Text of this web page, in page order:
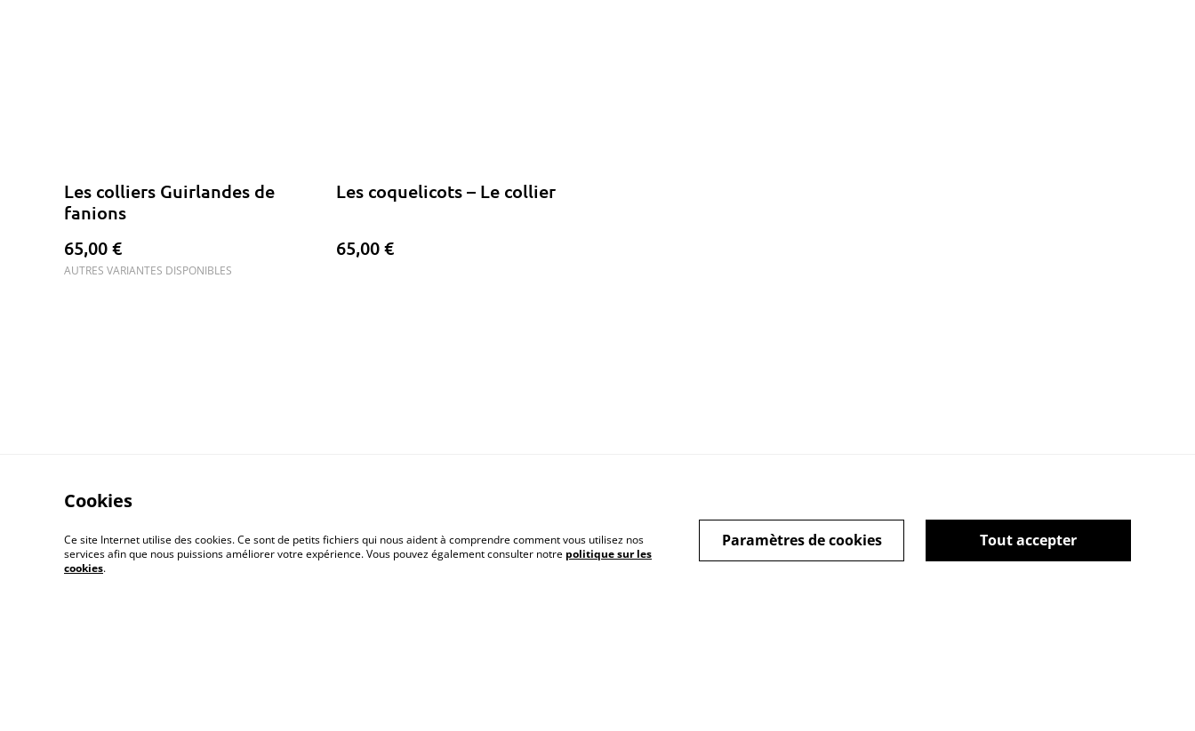
Les colliers Guirlandes de
fanions
65,00 €
AUTRES VARIANTES DISPONIBLES
Les coquelicots – Le collier
65,00 €
Cookies
Ce site Internet utilise des cookies. Ce sont de petits fichiers qui nous aident à comprendre comment vous utilisez nos
services afin que nous puissions améliorer votre expérience. Vous pouvez également consulter notre politique sur les
cookies.
Tout accepter
Paramètres de cookies